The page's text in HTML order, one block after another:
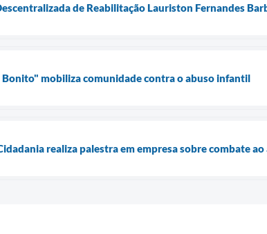
de Reabilitação Lauriston Fernandes
Bonito" mobiliza comunidade contra o abuso infantil
realiza palestra em empresa sobre combate